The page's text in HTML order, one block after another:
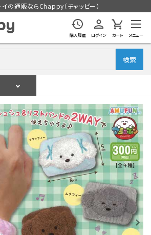
イの通販ならChappy（チャッピー）
購入履歴 ログイン カート メニュー
検索
会員登録
ュールをチェック
シン本体
ル